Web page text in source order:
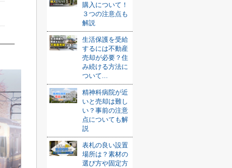
購入について！
３つの注意点も
解説
生活保護を受給
するには不動産
売却が必要？住
み続ける方法に
ついて...
精神科病院が近
いと売却は難し
い？事前の注意
点についても解
説
表札の良い設置
場所は？素材の
選び方や固定方